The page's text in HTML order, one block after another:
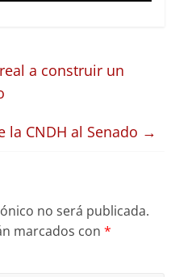
a construir un
la CNDH al Senado →
no será publicada.
marcados con*